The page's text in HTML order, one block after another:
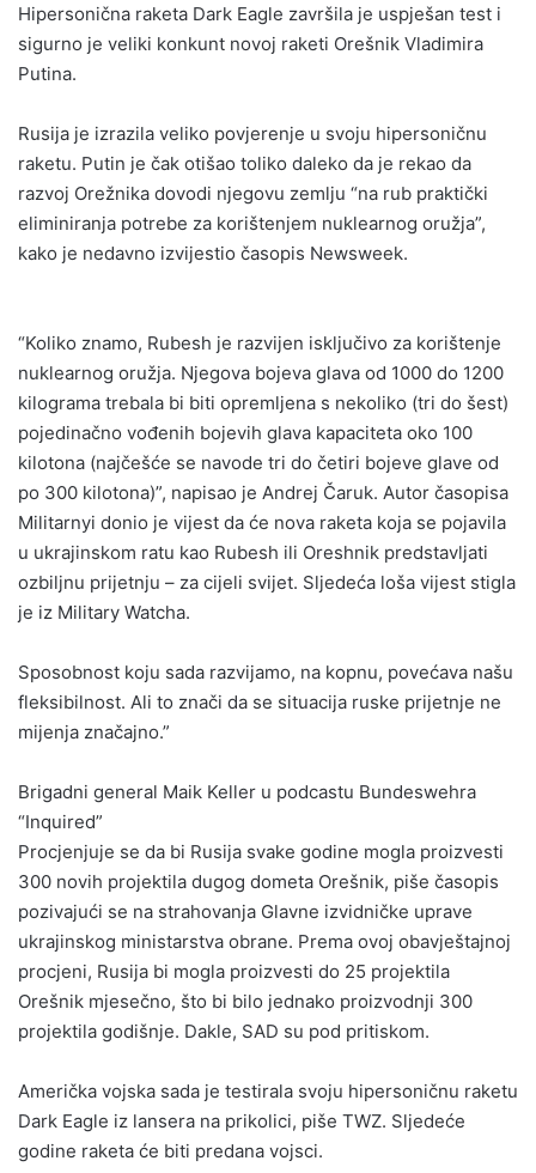
Hipersonična raketa Dark Eagle završila je uspješan test i
sigurno je veliki konkunt novoj raketi Orešnik Vladimira
Putina.
Rusija je izrazila veliko povjerenje u svoju hipersoničnu
raketu. Putin je čak otišao toliko daleko da je rekao da
razvoj Orežnika dovodi njegovu zemlju “na rub praktički
eliminiranja potrebe za korištenjem nuklearnog oružja”,
kako je nedavno izvijestio časopis Newsweek.
“Koliko znamo, Rubesh je razvijen isključivo za korištenje
nuklearnog oružja. Njegova bojeva glava od 1000 do 1200
kilograma trebala bi biti opremljena s nekoliko (tri do šest)
pojedinačno vođenih bojevih glava kapaciteta oko 100
kilotona (najčešće se navode tri do četiri bojeve glave od
po 300 kilotona)”, napisao je Andrej Čaruk. Autor časopisa
Militarnyi donio je vijest da će nova raketa koja se pojavila
u ukrajinskom ratu kao Rubesh ili Oreshnik predstavljati
ozbiljnu prijetnju – za cijeli svijet. Sljedeća loša vijest stigla
je iz Military Watcha.
Sposobnost koju sada razvijamo, na kopnu, povećava našu
fleksibilnost. Ali to znači da se situacija ruske prijetnje ne
mijenja značajno.”
Brigadni general Maik Keller u podcastu Bundeswehra
“Inquired”
Procjenjuje se da bi Rusija svake godine mogla proizvesti
300 novih projektila dugog dometa Orešnik, piše časopis
pozivajući se na strahovanja Glavne izvidničke uprave
ukrajinskog ministarstva obrane. Prema ovoj obavještajnoj
procjeni, Rusija bi mogla proizvesti do 25 projektila
Orešnik mjesečno, što bi bilo jednako proizvodnji 300
projektila godišnje. Dakle, SAD su pod pritiskom.
Američka vojska sada je testirala svoju hipersoničnu raketu
Dark Eagle iz lansera na prikolici, piše TWZ. Sljedeće
godine raketa će biti predana vojsci.